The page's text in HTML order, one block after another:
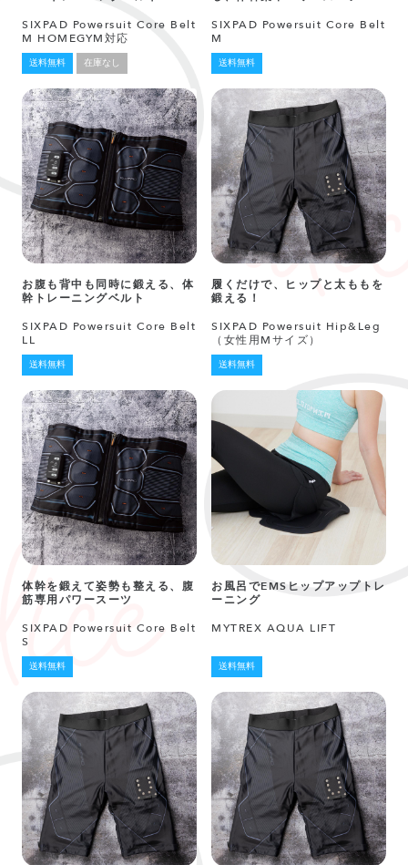
SIXPAD Powersuit Core Belt
M HOMEGYM対応
送料無料 在庫なし
SIXPAD Powersuit Core Belt
M
送料無料
お腹も背中も同時に鍛える、体
幹トレーニングベルト
SIXPAD Powersuit Core Belt
LL
送料無料
履くだけで、ヒップと太ももを
鍛える！
SIXPAD Powersuit Hip&Leg
（女性用Mサイズ）
送料無料
体幹を鍛えて姿勢も整える、腹
筋専用パワースーツ
SIXPAD Powersuit Core Belt
S
送料無料
お風呂でEMSヒップアップトレ
ーニング
MYTREX AQUA LIFT
送料無料